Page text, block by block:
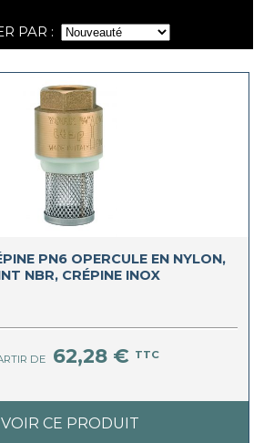
PAR :
PN6 OPERCULE EN NYLON,
NBR, CRÉPINE INOX
DE 62,28 € TTC
VOIR CE PRODUIT